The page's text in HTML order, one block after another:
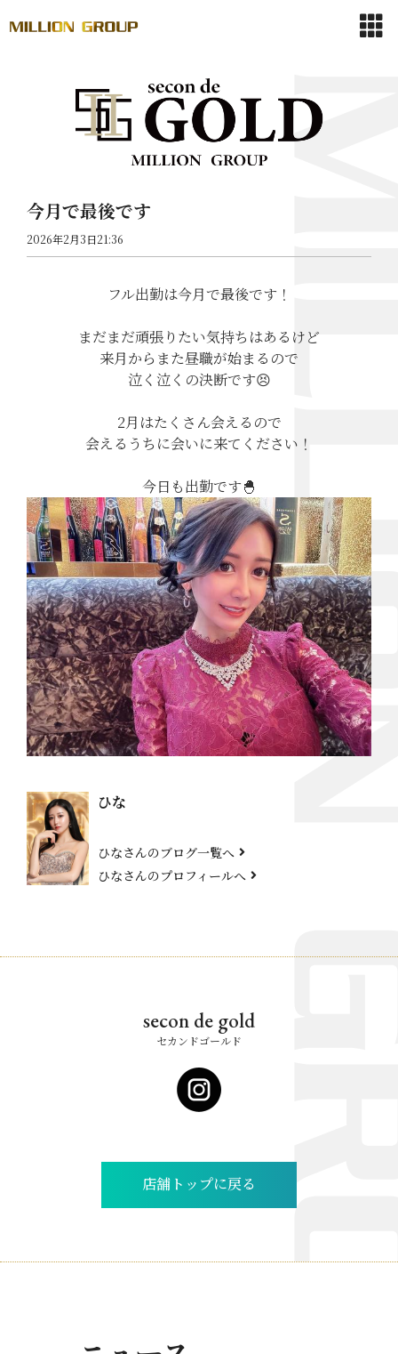
今月で最後です
2026年2月3日21:36
フル出勤は今月で最後です！
まだまだ頑張りたい気持ちはあるけど
来月からまた昼職が始まるので
泣く泣くの決断です😣
2月はたくさん会えるので
会えるうちに会いに来てください！
今日も出勤です🐣
ひな
ひなさんのブログ一覧へ
ひなさんのプロフィールへ
secon de gold
セカンドゴールド
店舗トップに戻る